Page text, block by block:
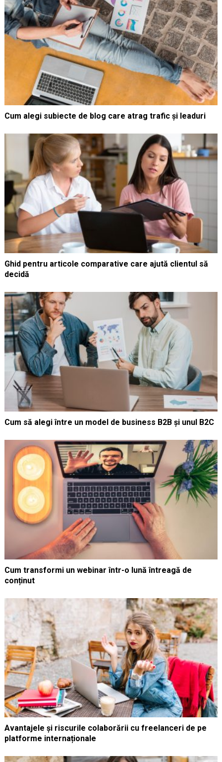
Cum alegi subiecte de blog care atrag trafic și leaduri
Ghid pentru articole comparative care ajută clientul să
decidă
Cum să alegi între un model de business B2B și unul B2C
Cum transformi un webinar într-o lună întreagă de
conținut
Avantajele și riscurile colaborării cu freelanceri de pe
platforme internaționale